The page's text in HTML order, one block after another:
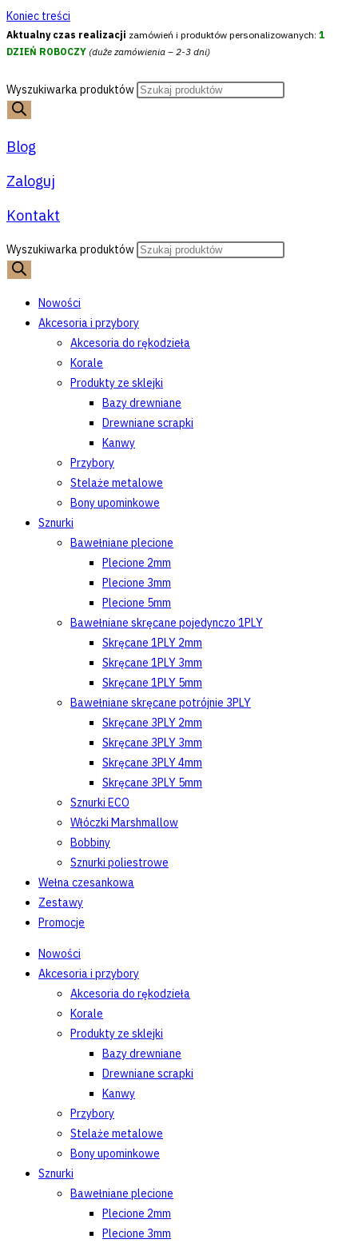
Koniec treści
Aktualny czas realizacji zamówień i produktów personalizowanych: 1
DZIEŃ ROBOCZY (duże zamówienia – 2-3 dni)
Wyszukiwarka produktów
Blog
Zaloguj
Kontakt
Wyszukiwarka produktów
Nowości
Akcesoria i przybory
Akcesoria do rękodzieła
Korale
Produkty ze sklejki
Bazy drewniane
Drewniane scrapki
Kanwy
Przybory
Stelaże metalowe
Bony upominkowe
Sznurki
Bawełniane plecione
Plecione 2mm
Plecione 3mm
Plecione 5mm
Bawełniane skręcane pojedynczo 1PLY
Skręcane 1PLY 2mm
Skręcane 1PLY 3mm
Skręcane 1PLY 5mm
Bawełniane skręcane potrójnie 3PLY
Skręcane 3PLY 2mm
Skręcane 3PLY 3mm
Skręcane 3PLY 4mm
Skręcane 3PLY 5mm
Sznurki ECO
Włóczki Marshmallow
Bobbiny
Sznurki poliestrowe
Wełna czesankowa
Zestawy
Promocje
Nowości
Akcesoria i przybory
Akcesoria do rękodzieła
Korale
Produkty ze sklejki
Bazy drewniane
Drewniane scrapki
Kanwy
Przybory
Stelaże metalowe
Bony upominkowe
Sznurki
Bawełniane plecione
Plecione 2mm
Plecione 3mm